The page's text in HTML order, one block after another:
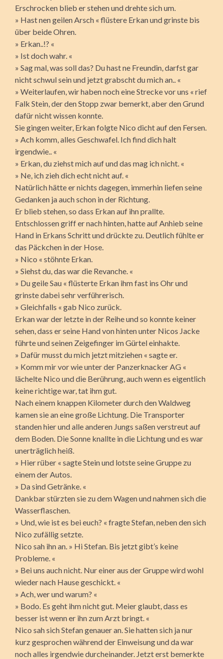
Erschrocken blieb er stehen und drehte sich um.
» Hast nen geilen Arsch « flüstere Erkan und grinste bis
über beide Ohren.
» Erkan..!? «
» Ist doch wahr. «
» Sag mal, was soll das? Du hast ne Freundin, darfst gar
nicht schwul sein und jetzt grabscht du mich an.. «
» Weiterlaufen, wir haben noch eine Strecke vor uns « rief
Falk Stein, der den Stopp zwar bemerkt, aber den Grund
dafür nicht wissen konnte.
Sie gingen weiter, Erkan folgte Nico dicht auf den Fersen.
» Ach komm, alles Geschwafel. Ich find dich halt
irgendwie.. «
» Erkan, du ziehst mich auf und das mag ich nicht. «
» Ne, ich zieh dich echt nicht auf. «
Natürlich hätte er nichts dagegen, immerhin liefen seine
Gedanken ja auch schon in der Richtung.
Er blieb stehen, so dass Erkan auf ihn prallte.
Entschlossen griff er nach hinten, hatte auf Anhieb seine
Hand in Erkans Schritt und drückte zu. Deutlich fühlte er
das Päckchen in der Hose.
» Nico « stöhnte Erkan.
» Siehst du, das war die Revanche. «
» Du geile Sau « flüsterte Erkan ihm fast ins Ohr und
grinste dabei sehr verführerisch.
» Gleichfalls « gab Nico zurück.
Erkan war der letzte in der Reihe und so konnte keiner
sehen, dass er seine Hand von hinten unter Nicos Jacke
führte und seinen Zeigefinger im Gürtel einhakte.
» Dafür musst du mich jetzt mitziehen « sagte er.
» Komm mir vor wie unter der Panzerknacker AG «
lächelte Nico und die Berührung, auch wenn es eigentlich
keine richtige war, tat ihm gut.
Nach einem knappen Kilometer durch den Waldweg
kamen sie an eine große Lichtung. Die Transporter
standen hier und alle anderen Jungs saßen verstreut auf
dem Boden. Die Sonne knallte in die Lichtung und es war
unerträglich heiß.
» Hier rüber « sagte Stein und lotste seine Gruppe zu
einem der Autos.
» Da sind Getränke. «
Dankbar stürzten sie zu dem Wagen und nahmen sich die
Wasserflaschen.
» Und, wie ist es bei euch? « fragte Stefan, neben den sich
Nico zufällig setzte.
Nico sah ihn an. » Hi Stefan. Bis jetzt gibt’s keine
Probleme. «
» Bei uns auch nicht. Nur einer aus der Gruppe wird wohl
wieder nach Hause geschickt. «
» Ach, wer und warum? «
» Bodo. Es geht ihm nicht gut. Meier glaubt, dass es
besser ist wenn er ihn zum Arzt bringt. «
Nico sah sich Stefan genauer an. Sie hatten sich ja nur
kurz gesprochen während der Einweisung und da war
noch alles irgendwie durcheinander. Jetzt erst bemerkte